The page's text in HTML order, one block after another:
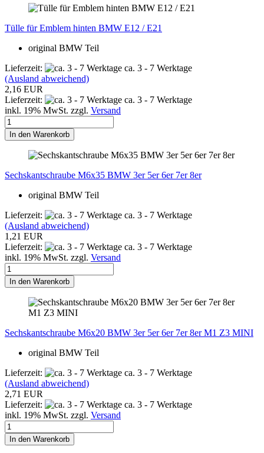
Tülle für Emblem hinten BMW E12 / E21
original BMW Teil
Lieferzeit:
ca. 3 - 7 Werktage
(Ausland abweichend)
2,16 EUR
Lieferzeit:
ca. 3 - 7 Werktage
inkl. 19% MwSt. zzgl. Versand
In den Warenkorb
Sechskantschraube M6x35 BMW 3er 5er 6er 7er 8er
original BMW Teil
Lieferzeit:
ca. 3 - 7 Werktage
(Ausland abweichend)
1,21 EUR
Lieferzeit:
ca. 3 - 7 Werktage
inkl. 19% MwSt. zzgl. Versand
In den Warenkorb
Sechskantschraube M6x20 BMW 3er 5er 6er 7er 8er M1 Z3 MINI
original BMW Teil
Lieferzeit:
ca. 3 - 7 Werktage
(Ausland abweichend)
2,71 EUR
Lieferzeit:
ca. 3 - 7 Werktage
inkl. 19% MwSt. zzgl. Versand
In den Warenkorb